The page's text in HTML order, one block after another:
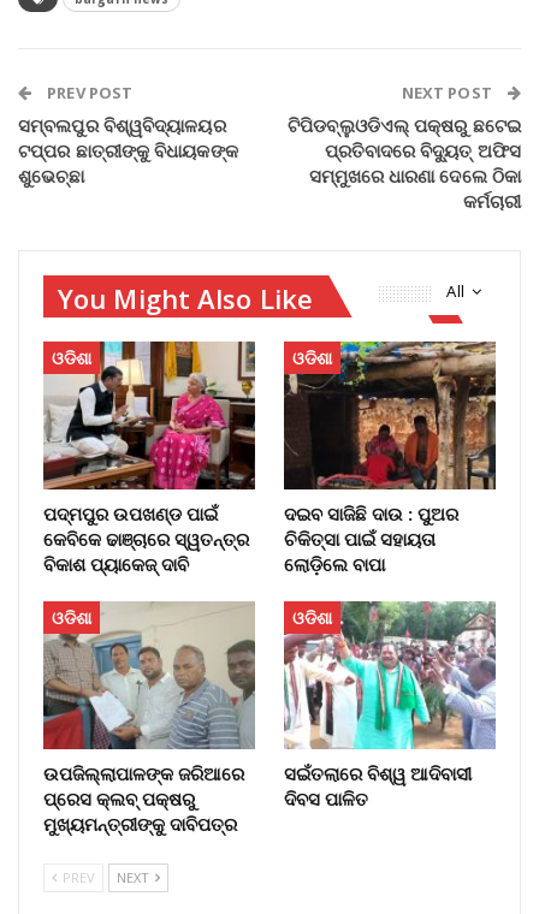
PREV POST
ସମ୍ବଲପୁର ବିଶ୍ୱବିଦ୍ୟାଳୟର
ଟପ୍ପର ଛାତ୍ରୀଙ୍କୁ ବିଧାୟକଙ୍କ
ଶୁଭେଚ୍ଛା
NEXT POST
ଟିପିଡବ୍ଲୁଓଡିଏଲ୍‌ ପକ୍ଷରୁ ଛଟେଇ
ପ୍ରତିବାଦରେ ବିଦ୍ୟୁତ୍ ଅଫିସ
ସମ୍ମୁଖରେ ଧାରଣା ଦେଲେ ଠିକା
କର୍ମଚାରୀ
All
You Might Also Like
ଓଡିଶା
ପଦ୍ମପୁର ଉପଖଣ୍ଡ ପାଇଁ
କେବିକେ ଢାଞ୍ଚାରେ ସ୍ୱତନ୍ତ୍ର
ବିକାଶ ପ୍ୟାକେଜ୍ ଦାବି
ଓଡିଶା
ଦଇବ ସାଜିଛି ଦାଉ : ପୁଅର
ଚିକିତ୍ସା ପାଇଁ ସହାୟତା
ଲୋଡ଼ିଲେ ବାପା
ଓଡିଶା
ଉପଜିଲ୍ଲାପାଳଙ୍କ ଜରିଆରେ
ପ୍ରେସ କ୍ଲବ୍ ପକ୍ଷରୁ
ମୁଖ୍ୟମନ୍ତ୍ରୀଙ୍କୁ ଦାବିପତ୍ର
ଓଡିଶା
ସଇଁତଲାରେ ବିଶ୍ୱ ଆଦିବାସୀ
ଦିବସ ପାଳିତ
PREV NEXT